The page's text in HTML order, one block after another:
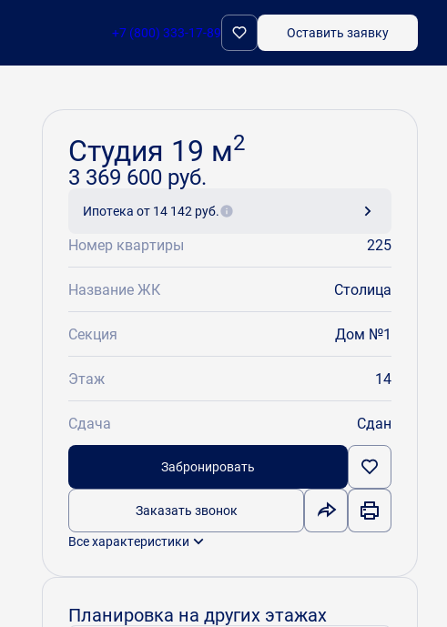
+7 (800) 333-17-89 Оставить заявку
Забронировать
Студия 19 м2
3 369 600 руб.
Ипотека от 14 142 руб.
Номер квартиры 225
Название ЖК Столица
Секция Дом №1
Этаж 14
Сдача Сдан
Забронировать
Заказать звонок
Все характеристики
Планировка на других этажах